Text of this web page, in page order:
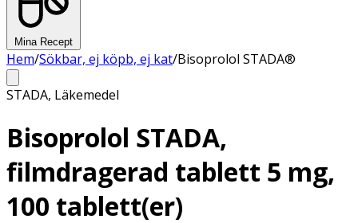
Mina Recept
Hem/Sökbar, ej köpb, ej kat/Bisoprolol STADA®
STADA, Läkemedel
Bisoprolol STADA,
filmdragerad tablett 5 mg,
100 tablett(er)